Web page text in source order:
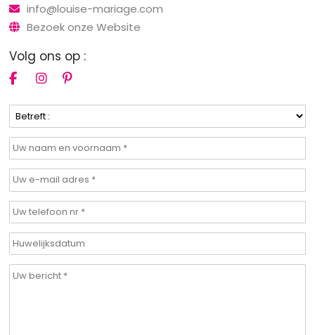
info@louise-mariage.com
Bezoek onze Website
Volg ons op :